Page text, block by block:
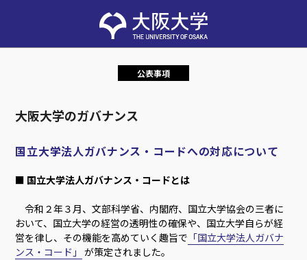
公表事項
大阪大学のガバナンス
国立大学法人ガバナンス・コードへの対応について
■ 国立大学法人ガバナンス・コードとは
令和２年３月、文部科学省、内閣府、国立大学協会の三者に
おいて、国立大学の経営の透明性の確保や、国立大学自らが経
営を律し、その機能を高めていく趣旨で 「国立大学法人ガバナ
ンス・コード」 が策定されました。